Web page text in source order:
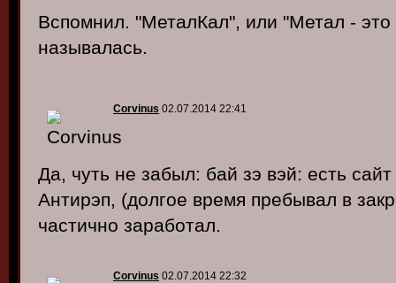
Вспомнил. "МеталКал", или "Метал - это
называлась.
Corvinus 02.07.2014 22:41
Да, чуть не забыл: бай зэ вэй: есть
Антирэп, (долгое время пребывал в
частично заработал.
Corvinus 02.07.2014 22:32